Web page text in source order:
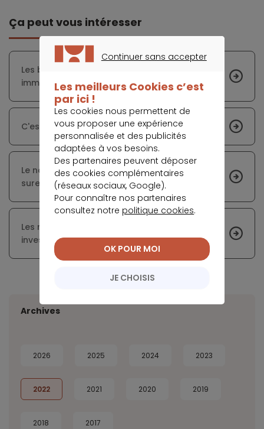
Ça peut vous intéresser
Les banques offrent des taux de crédit
immobilier avantageux aux emprunteurs
C'est déjà le moment de préparer la rentrée
Le nombre de ménages en situation de
surendettement diminue au premier trimestre
Les nouvelles règles du HCSF permettent aux
investisseurs à se réinventer
Archives
2026 2025 2024 2023
2022 2021 2020 2019
2018 2017
Continuer sans accepter
Les meilleurs Cookies c’est
par ici !
Les cookies nous permettent de
vous proposer une expérience
personnalisée et des publicités
adaptées à vos besoins.
Des partenaires peuvent déposer
des cookies complémentaires
(réseaux sociaux, Google).
Pour connaître nos partenaires
consultez notre politique cookies.
JE CHOISIS
OK POUR MOI